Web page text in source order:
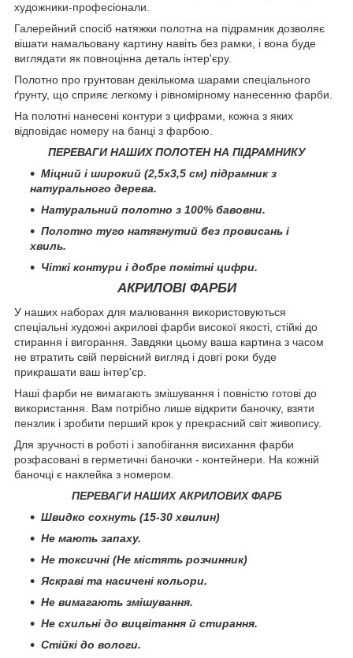
художники-професіонали.
Галерейний спосіб натяжки полотна на підрамник дозволяє
вішати намальовану картину навіть без рамки, і вона буде
виглядати як повноцінна деталь інтер'єру.
Полотно про грунтован декількома шарами спеціального
ґрунту, що сприяє легкому і рівномірному нанесенню фарби.
На полотні нанесені контури з цифрами, кожна з яких
відповідає номеру на банці з фарбою.
ПЕРЕВАГИ НАШИХ ПОЛОТЕН НА ПІДРАМНИКУ
Міцний і широкий (2,5х3,5 см) підрамник з
натурального дерева.
Натуральний полотно з 100% бавовни.
Полотно туго натягнутий без провисань і
хвиль.
Чіткі контури і добре помітні цифри.
АКРИЛОВІ ФАРБИ
У наших наборах для малювання використовуються
спеціальні художні акрилові фарби високої якості, стійкі до
стирання і вигорання. Завдяки цьому ваша картина з часом
не втратить свій первісний вигляд і довгі роки буде
прикрашати ваш інтер'єр.
Наші фарби не вимагають змішування і повністю готові до
використання. Вам потрібно лише відкрити баночку, взяти
пензлик і зробити перший крок у прекрасний світ живопису.
Для зручності в роботі і запобігання висихання фарби
розфасовані в герметичні баночки - контейнери. На кожній
баночці є наклейка з номером.
ПЕРЕВАГИ НАШИХ АКРИЛОВИХ ФАРБ
Швидко сохнуть (15-30 хвилин)
Не мають запаху.
Не токсичні (Не містять розчинник)
Яскраві та насичені кольори.
Не вимагають змішування.
Не схильні до вицвітання й стирання.
Стійкі до вологи.